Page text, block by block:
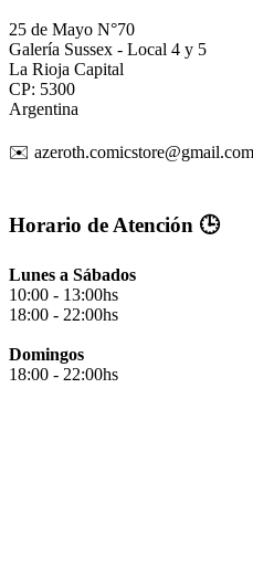
25 de Mayo N°70
Galería Sussex - Local 4 y 5
La Rioja Capital
CP: 5300
Argentina
✉️ azeroth.comicstore@gmail.com
Horario de Atención 🕒
Lunes a Sábados
10:00 - 13:00hs
18:00 - 22:00hs
Domingos
18:00 - 22:00hs